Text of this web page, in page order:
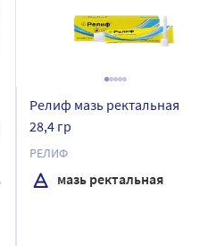
Релиф мазь ректальная
28,4 гр
РЕЛИФ
мазь ректальная